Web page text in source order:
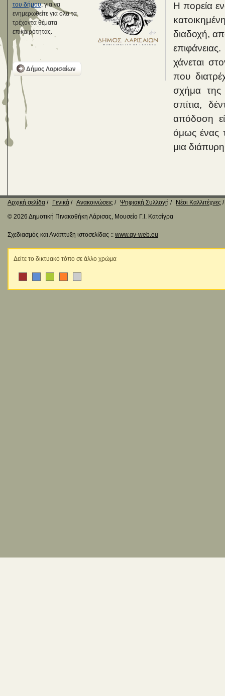
του δήμου, για να
ενημερωθείτε για όλα τα
τρέχοντα θέματα
επικαιρότητας.
Δήμος Λαρισαίων
Η πορεία
διαδοχή,
χάνεται
που
σχήμα της
σπίτια,
απόδοση
όμως ένας
μια
Αρχική σελίδα Γενικά Ανακοινώσεις Ψηφιακή Συλλογή
Νέοι Καλλιτέχνες
© 2026 Δημοτική Πινακοθήκη Λάρισας, Μουσείο Γ.Ι. Κατσίγρα
Σχεδιασμός και Ανάπτυξη ιστοσελίδας :: www.qv-web.eu
Δείτε το δικτυακό τόπο σε άλλο χρώμα